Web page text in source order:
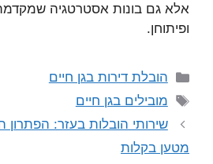
אלא גם בונות אסטרטגיה
ופיתוחן.
קטגוריות
הובלת דירות בגן חיים
תגיות
מובילים בגן חיים
שירותי הובלות בעזר:
מטען בקלות